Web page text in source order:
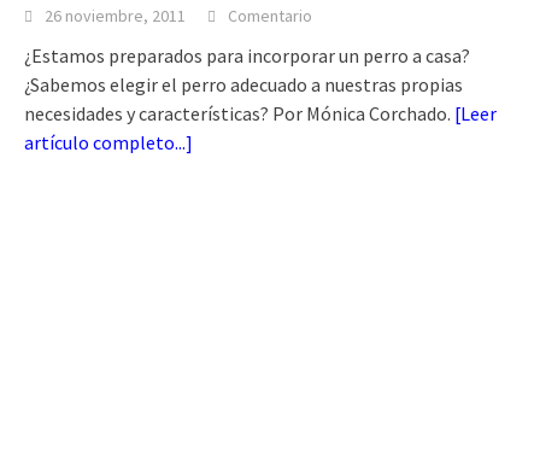
26 noviembre, 2011 Comentario
¿Estamos preparados para incorporar un perro a casa?
¿Sabemos elegir el perro adecuado a nuestras propias
necesidades y características? Por Mónica Corchado. [Leer
artículo completo...]